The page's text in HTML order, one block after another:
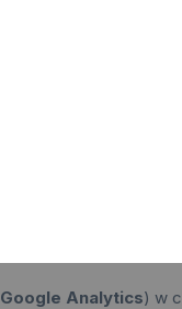
Google Analytics) w